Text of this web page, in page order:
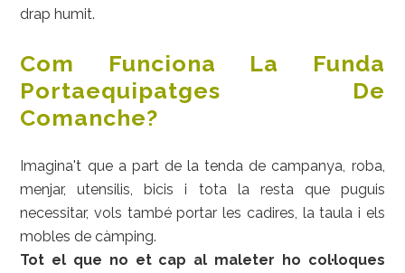
drap humit.
Com Funciona La Funda
Portaequipatges De
Comanche?
Imagina't que a part de la tenda de campanya, roba,
menjar, utensilis, bicis i tota la resta que puguis
necessitar, vols també portar les cadires, la taula i els
mobles de càmping.
Tot el que no et cap al maleter ho col·loques